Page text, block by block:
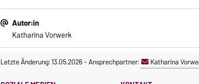
Autor:in
Katharina Vorwerk
Letzte Änderung: 13.05.2026-Ansprechpartner: Katharina